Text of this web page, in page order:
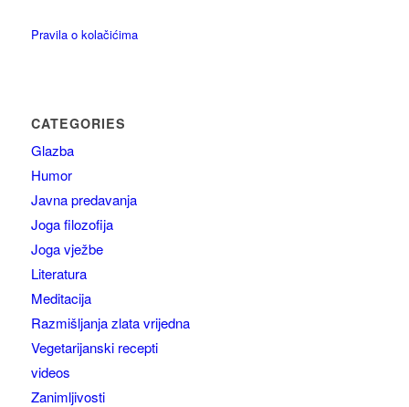
Pravila o kolačićima
CATEGORIES
Glazba
Humor
Javna predavanja
Joga filozofija
Joga vježbe
Literatura
Meditacija
Razmišljanja zlata vrijedna
Vegetarijanski recepti
videos
Zanimljivosti